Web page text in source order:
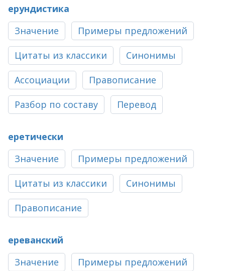
ерундистика
Значение
Примеры предложений
Цитаты из классики Синонимы
Ассоциации Правописание
Разбор по составу Перевод
еретически
Значение
Примеры предложений
Цитаты из классики Синонимы
Правописание
ереванский
Значение
Примеры предложений